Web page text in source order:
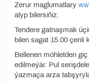
Zerur maglumatlary
alyp bilersiňiz.
Tendere gatnaşmak
bilen sagat 15.00 çenli
Bellenen möhletden
edilmeýär. Pul
ýazmaça arza